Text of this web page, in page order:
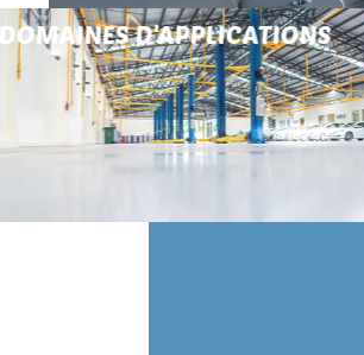
DOMAINES D'APPLICATIONS